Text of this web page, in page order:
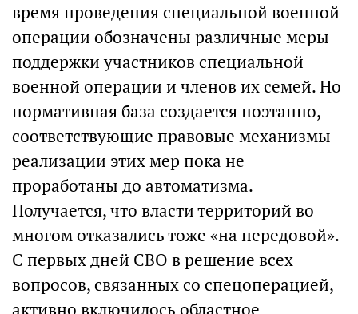
время проведения специальной военной
операции обозначены различные меры
поддержки участников специальной
военной операции и членов их семей. Но
нормативная база создается поэтапно,
соответствующие правовые механизмы
реализации этих мер пока не
проработаны до автоматизма.
Получается, что власти территорий во
многом отказались тоже «на передовой».
С первых дней СВО в решение всех
вопросов, связанных со спецоперацией,
активно включилось областное